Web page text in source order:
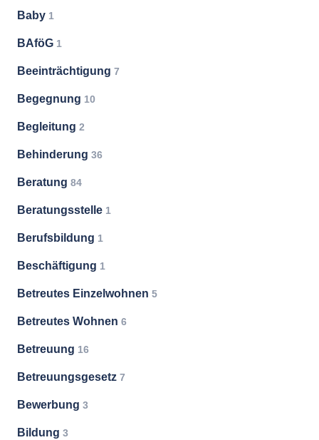
Baby 1
BAföG 1
Beeinträchtigung 7
Begegnung 10
Begleitung 2
Behinderung 36
Beratung 84
Beratungsstelle 1
Berufsbildung 1
Beschäftigung 1
Betreutes Einzelwohnen 5
Betreutes Wohnen 6
Betreuung 16
Betreuungsgesetz 7
Bewerbung 3
Bildung 3